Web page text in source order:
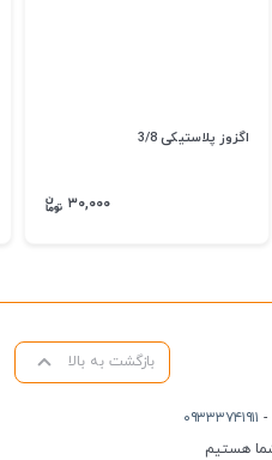
اگزوز پلاستیکی 3/8
۳۰,۰۰۰
بازگشت به بالا
- ۰۹۳۳۳۷۴۱۹۱۱